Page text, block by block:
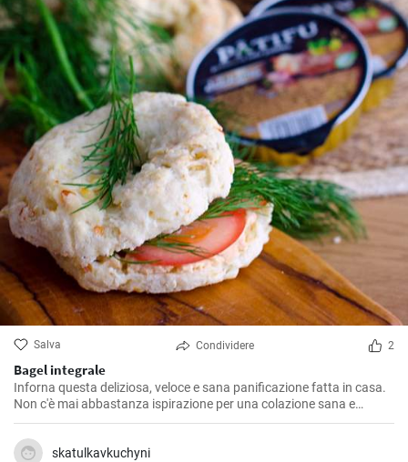
Salva Condividere 2
Bagel integrale
Inforna questa deliziosa, veloce e sana panificazione fatta in casa.
Non c'è mai abbastanza ispirazione per una colazione sana e
gustosa.
skatulkavkuchyni